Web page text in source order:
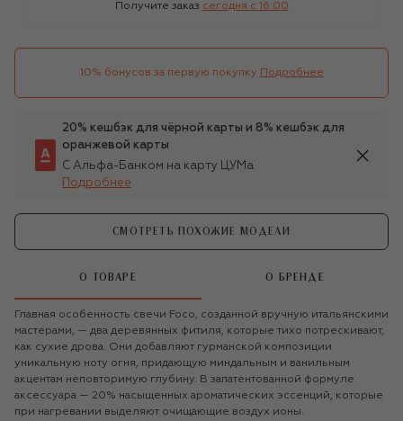
Получите заказ сегодня c 16:00
10% бонусов за первую покупку Подробнее
20% кешбэк для чёрной карты и 8% кешбэк для
оранжевой карты
С Альфа-Банком на карту ЦУМа
Подробнее
СМОТРЕТЬ ПОХОЖИЕ МОДЕЛИ
О ТОВАРЕ О БРЕНДЕ
Главная особенность свечи Foco, созданной вручную итальянскими
мастерами, — два деревянных фитиля, которые тихо потрескивают,
как сухие дрова. Они добавляют гурманской композиции
уникальную ноту огня, придающую миндальным и ванильным
акцентам неповторимую глубину. В запатентованной формуле
аксессуара — 20% насыщенных ароматических эссенций, которые
при нагревании выделяют очищающие воздух ионы.